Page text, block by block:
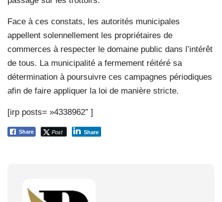
Face à ces constats, les autorités municipales
appellent solennellement les propriétaires de
commerces à respecter le domaine public dans l’intérêt
de tous. La municipalité a fermement réitéré sa
détermination à poursuivre ces campagnes périodiques
afin de faire appliquer la loi de manière stricte.
[irp posts= »4338962″ ]
Share Post Share